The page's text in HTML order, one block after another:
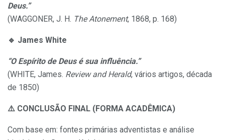
Deus.”
(WAGGONER, J. H. The Atonement, 1868, p. 168)
🔹 James White
“O Espírito de Deus é sua influência.”
(WHITE, James. Review and Herald, vários artigos, década
de 1850)
⚠️ CONCLUSÃO FINAL (FORMA ACADÊMICA)
Com base em: fontes primárias adventistas e análise